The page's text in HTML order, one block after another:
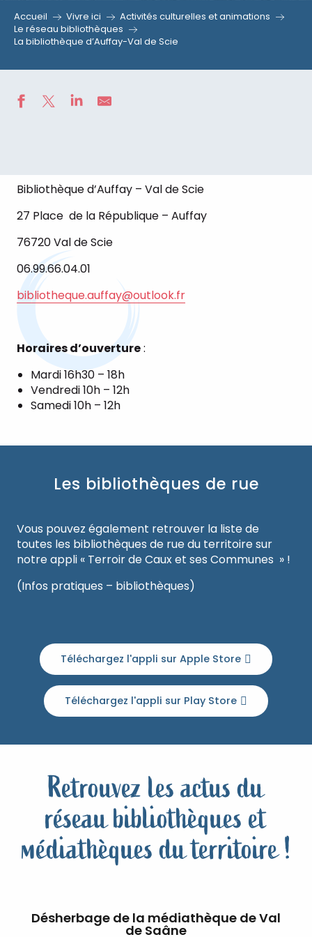
Accueil Vivre ici
Activités culturelles et animations
Le réseau bibliothèques
La bibliothèque d’Auffay-Val de Scie
Bibliothèque d’Auffay – Val de Scie
27 Place de la République – Auffay
76720 Val de Scie
06.99.66.04.01
bibliotheque.auffay@outlook.fr
Horaires d’ouverture:
Mardi 16h30 – 18h
Vendredi 10h – 12h
Samedi 10h – 12h
Les bibliothèques de rue
Vous pouvez également retrouver la liste de
toutes les bibliothèques de rue du territoire sur
notre appli « Terroir de Caux et ses Communes » !
(Infos pratiques – bibliothèques)
Téléchargez l'appli sur Apple Store
Téléchargez l'appli sur Play Store
Retrouvez les actus du
réseau bibliothèques et
médiathèques du territoire !
Désherbage de la médiathèque de Val
de Saâne